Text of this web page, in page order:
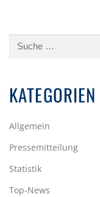
Suche
KATEGORIEN
Allgemein
Pressemitteilung
Statistik
Top-News